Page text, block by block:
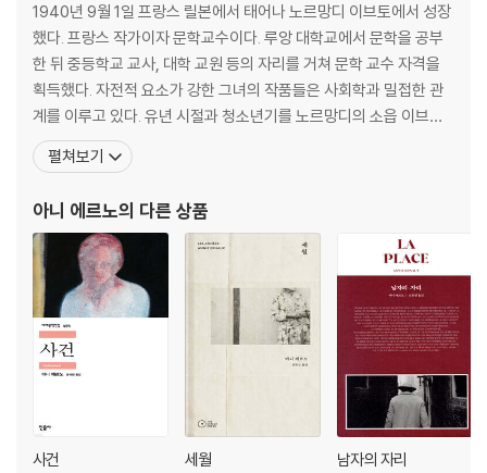
1940년 9월 1일 프랑스 릴본에서 태어나 노르망디 이브토에서 성장
했다. 프랑스 작가이자 문학교수이다. 루앙 대학교에서 문학을 공부
한 뒤 중등학교 교사, 대학 교원 등의 자리를 거쳐 문학 교수 자격을
획득했다. 자전적 요소가 강한 그녀의 작품들은 사회학과 밀접한 관
계를 이루고 있다. 유년 시절과 청소년기를 노르망디의 소읍 이브토Y
vetot에서 보냈고, 노동자에서 소상인이 된 부모를 둔 소박한 가정
에서 태어났다. 루앙 대학교를 졸업, 초등학교 교사로 시작하여, 정식
사회에서 금기시 되어온 주제들을 드러내는 '칼
펼쳐보기
아니 에르노의 다른 상품
사건 세월 남자의 자리